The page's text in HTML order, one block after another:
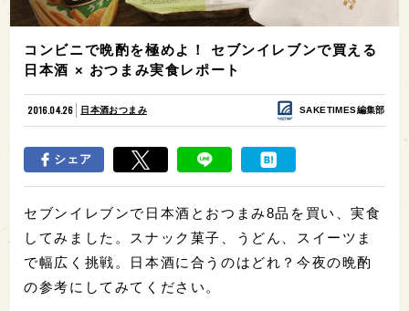
コンビニで晩酌を極めよ！ セブンイレブンで買える
日本酒 × おつまみ実食レポート
2016.04.26 日本酒おつまみ SAKETIMES編集部
シェア
セブンイレブンで日本酒とおつまみ8品を買い、実食
してみました。スナック菓子、うどん、スイーツま
で幅広く挑戦。日本酒に合うのはどれ？今夜の晩酌
の参考にしてみてください。